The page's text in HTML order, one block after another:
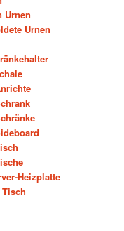
Urnen
Urnen
Heizplatte